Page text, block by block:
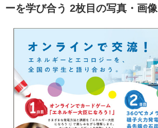
ーを学び合う 2枚目の写真・画像